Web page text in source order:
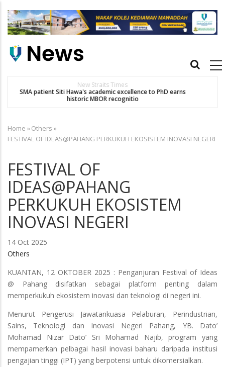
main
Main
Others
Dr. Siti Hawa Cipta Rekod MBOR, Pesakit SMA Pertama Tamat
Pengajian Berterusan Hingga PhD
Breadcrumb
Home »Others »
FESTIVAL OF IDEAS@PAHANG PERKUKUH EKOSISTEM INOVASI NEGERI
FESTIVAL OF
IDEAS@PAHANG
PERKUKUH EKOSISTEM
INOVASI NEGERI
14 Oct 2025
Others
KUANTAN, 12 OKTOBER 2025 : Penganjuran Festival of Ideas
@ Pahang disifatkan sebagai platform penting dalam
memperkukuh ekosistem inovasi dan teknologi di negeri ini.
Menurut Pengerusi Jawatankuasa Pelaburan, Perindustrian,
Sains, Teknologi dan Inovasi Negeri Pahang, YB. Dato’
Mohamad Nizar Dato’ Sri Mohamad Najib, program yang
mempamerkan pelbagai hasil inovasi baharu daripada institusi
pengajian tinggi (IPT) yang berpotensi untuk dikomersialkan.